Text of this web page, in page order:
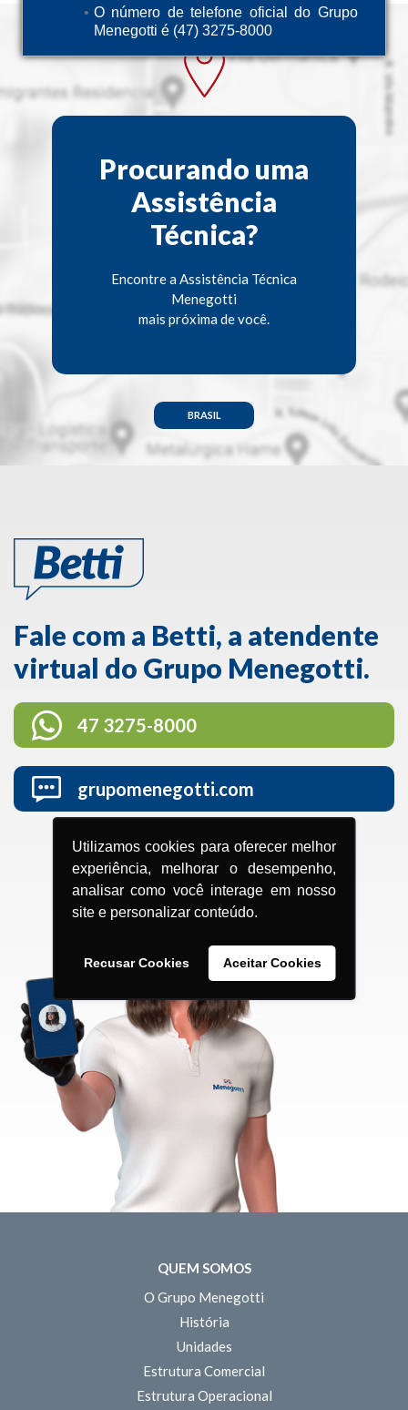
O número de telefone oficial do Grupo
Menegotti é (47) 3275-8000
Utilizamos cookies para oferecer melhor
experiência, melhorar o desempenho,
analisar como você interage em nosso
site e personalizar conteúdo.
Recusar Cookies Aceitar Cookies
Procurando uma
Assistência
Técnica?
Encontre a Assistência Técnica
Menegotti
mais próxima de você.
BRASIL
Fale com a Betti, a atendente
virtual do Grupo Menegotti.
47 3275-8000
grupomenegotti.com
QUEM SOMOS
O Grupo Menegotti
História
Unidades
Estrutura Comercial
Estrutura Operacional